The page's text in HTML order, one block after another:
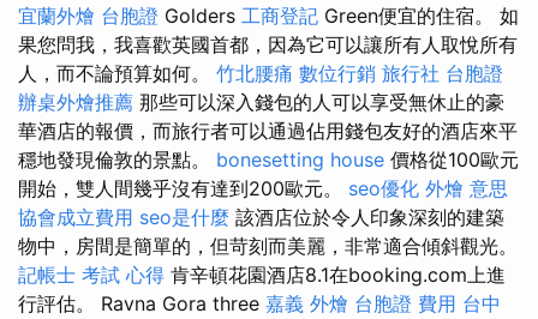
宜蘭外燴 台胞證 Golders 工商登記 Green便宜的住宿。 如
果您問我，我喜歡英國首都，因為它可以讓所有人取悅所有
人，而不論預算如何。 竹北腰痛 數位行銷 旅行社 台胞證
辦桌外燴推薦 那些可以深入錢包的人可以享受無休止的豪
華酒店的報價，而旅行者可以通過佔用錢包友好的酒店來平
穩地發現倫敦的景點。 bonesetting house 價格從100歐元
開始，雙人間幾乎沒有達到200歐元。 seo優化 外燴 意思
協會成立費用 seo是什麼 該酒店位於令人印象深刻的建築
物中，房間是簡單的，但苛刻而美麗，非常適合傾斜觀光。
記帳士 考試 心得 肯辛頓花園酒店8.1在booking.com上進
行評估。 Ravna Gora three 嘉義 外燴 台胞證 費用 台中